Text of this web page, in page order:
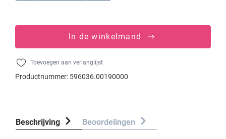
In de winkelmand
Toevoegen aan verlanglijst
Productnummer: 596036.00190000
Beschrijving Beoordelingen